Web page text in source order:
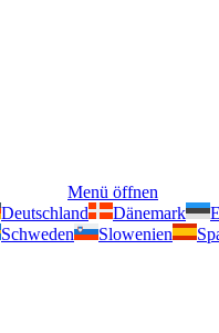
Menü öffnen
Deutschland Dänemark
Schweden Slowenien